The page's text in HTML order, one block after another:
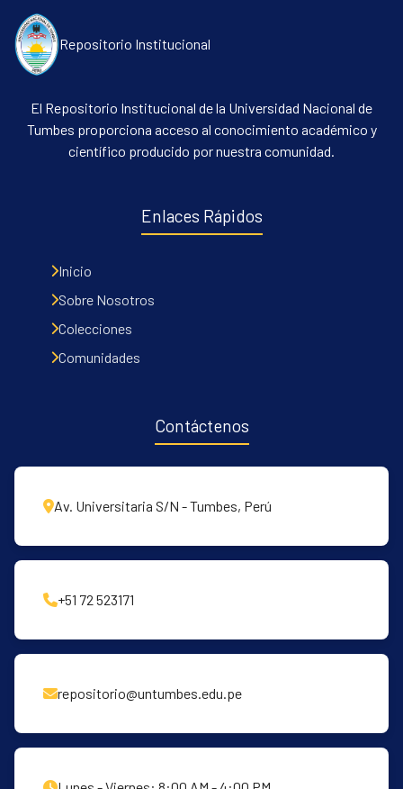
Communities & Collections
Repositorio Institucional
El Repositorio Institucional de la Universidad Nacional de
Tumbes proporciona acceso al conocimiento académico y
científico producido por nuestra comunidad.
Enlaces Rápidos
Inicio
Sobre Nosotros
Colecciones
Comunidades
Contáctenos
Av. Universitaria S/N - Tumbes, Perú
+51 72 523171
repositorio@untumbes.edu.pe